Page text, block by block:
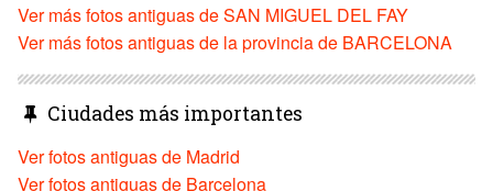
Ver más fotos antiguas de SAN MIGUEL DEL FAY
Ver más fotos antiguas de la provincia de BARCELONA
Ciudades más importantes
Ver fotos antiguas de Madrid
Ver fotos antiguas de Barcelona